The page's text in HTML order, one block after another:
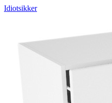
Idiotsikker